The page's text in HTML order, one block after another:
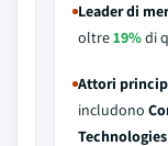
Leader di
oltre19%di
Attori
includono